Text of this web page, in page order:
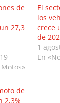
de
27,3
El
los
crece
de
1
En
de
2,3%